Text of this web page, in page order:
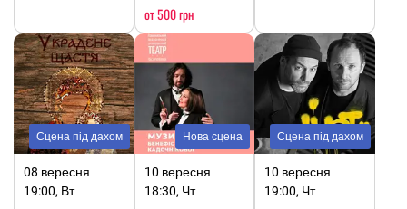
от 500 грн
Сцена під дахом
08 вересня
19:00, Вт
Нова сцена
10 вересня
18:30, Чт
Сцена під дахом
10 вересня
19:00, Чт